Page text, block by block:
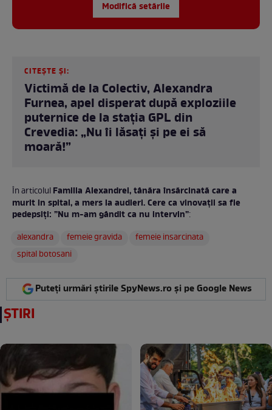
Modifică setările
CITEȘTE ȘI:
Victimă de la Colectiv, Alexandra
Furnea, apel disperat după exploziile
puternice de la stația GPL din
Crevedia: „Nu îi lăsați și pe ei să
moară!”
În articolulFamilia Alexandrei, tânăra însărcinată care a
murit in spital, a mers la audieri. Cere ca vinovații sa fie
pedepsiți: ”Nu m-am gândit ca nu intervin”:
alexandra
femeie gravida
femeie insarcinata
spital botosani
Puteți urmări știrile SpyNews.ro și pe Google News
ȘTIRI